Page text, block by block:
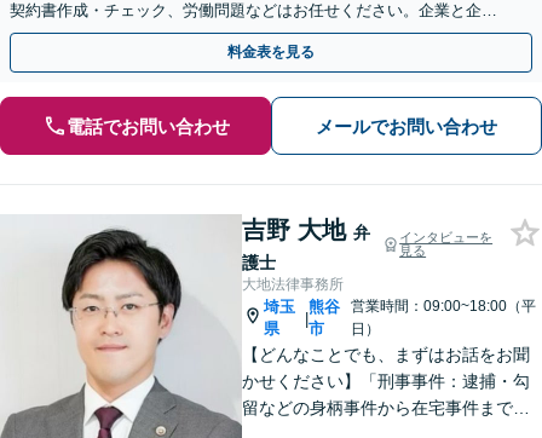
契約書作成・チェック、労働問題などはお任せください。企業と企業
の連携をつなぐ「橋渡し役」として、企業の発展をサポート
料金表を見る
電話でお問い合わせ メールでお問い合わせ
吉野 大地 弁
護士
インタビューを
見る
大地法律事務所
埼玉
県
|
熊谷
市
営業時間：09:00~18:00（平
日）
【どんなことでも、まずはお話をお聞
かせください】「刑事事件：逮捕・勾
留などの身柄事件から在宅事件まで、